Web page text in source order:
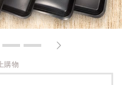
4 5
購物